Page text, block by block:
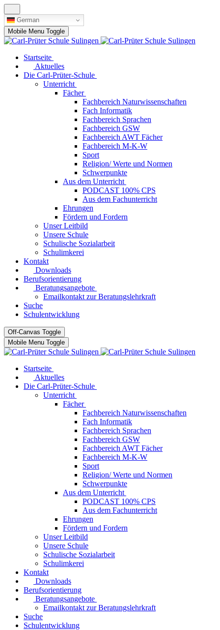
German
Mobile Menu Toggle
Startseite
Aktuelles
Die Carl-Prüter-Schule
Unterricht
Fächer
Fachbereich Naturwissenschaften
Fach Informatik
Fachbereich Sprachen
Fachbereich GSW
Fachbereich AWT Fächer
Fachbereich M-K-W
Sport
Religion/ Werte und Normen
Schwerpunkte
Aus dem Unterricht
PODCAST 100% CPS
Aus dem Fachunterricht
Ehrungen
Fördern und Fordern
Unser Leitbild
Unsere Schule
Schulische Sozialarbeit
Schulimkerei
Kontakt
Downloads
Berufsorientierung
Beratungsangebote
Emailkontakt zur Beratungslehrkraft
Suche
Schulentwicklung
Off-Canvas Toggle
Mobile Menu Toggle
Startseite
Aktuelles
Die Carl-Prüter-Schule
Unterricht
Fächer
Fachbereich Naturwissenschaften
Fach Informatik
Fachbereich Sprachen
Fachbereich GSW
Fachbereich AWT Fächer
Fachbereich M-K-W
Sport
Religion/ Werte und Normen
Schwerpunkte
Aus dem Unterricht
PODCAST 100% CPS
Aus dem Fachunterricht
Ehrungen
Fördern und Fordern
Unser Leitbild
Unsere Schule
Schulische Sozialarbeit
Schulimkerei
Kontakt
Downloads
Berufsorientierung
Beratungsangebote
Emailkontakt zur Beratungslehrkraft
Suche
Schulentwicklung